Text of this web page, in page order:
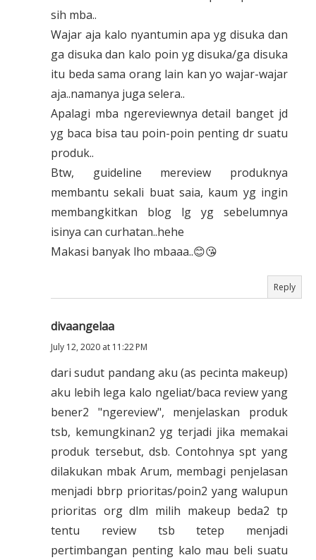
sih mba..
Wajar aja kalo nyantumin apa yg disuka dan
ga disuka dan kalo poin yg disuka/ga disuka
itu beda sama orang lain kan yo wajar-wajar
aja..namanya juga selera..
Apalagi mba ngereviewnya detail banget jd
yg baca bisa tau poin-poin penting dr suatu
produk..
Btw, guideline mereview produknya
membantu sekali buat saia, kaum yg ingin
membangkitkan blog lg yg sebelumnya
isinya can curhatan..hehe
Makasi banyak lho mbaaa..😊😘
Reply
divaangelaa
July 12, 2020 at 11:22 PM
dari sudut pandang aku (as pecinta makeup)
aku lebih lega kalo ngeliat/baca review yang
bener2 "ngereview", menjelaskan produk
tsb, kemungkinan2 yg terjadi jika memakai
produk tersebut, dsb. Contohnya spt yang
dilakukan mbak Arum, membagi penjelasan
menjadi bbrp prioritas/poin2 yang walupun
prioritas org dlm milih makeup beda2 tp
tentu review tsb tetep menjadi
pertimbangan penting kalo mau beli suatu